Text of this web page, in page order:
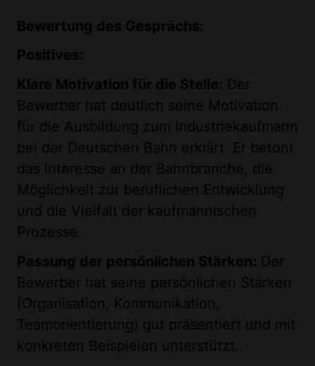
Bewertung des Gesprächs:
Positives:
Klare Motivation für die Stelle: Der
Bewerber hat deutlich seine Motivation
für die Ausbildung zum Industriekaufmann
bei der Deutschen Bahn erklärt. Er betont
das Interesse an der Bahnbranche, die
Möglichkeit zur beruflichen Entwicklung
und die Vielfalt der kaufmännischen
Prozesse.
Passung der persönlichen Stärken: Der
Bewerber hat seine persönlichen Stärken
(Organisation, Kommunikation,
Teamorientierung) gut präsentiert und mit
konkreten Beispielen unterstützt.